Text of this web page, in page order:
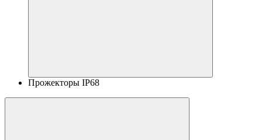
Прожекторы IP68